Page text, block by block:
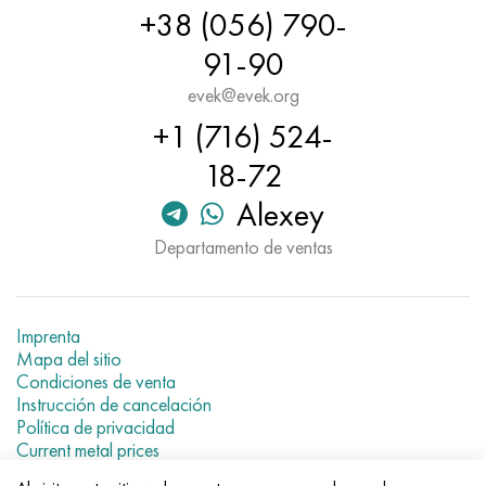
+38 (056) 790-
91-90
evek@evek.org
+1 (716) 524-
18-72
Alexey
Departamento de ventas
Imprenta
Mapa del sitio
Condiciones de venta
Instrucción de cancelación
Política de privacidad
Current metal prices
40XFA, 1.7223, AISI 4142
45HN2MFA, k2425, 45hnmf
A40G, 44smn28, 1.0762, 46s20